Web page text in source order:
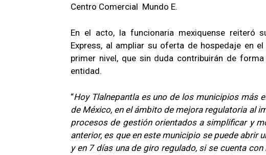
Centro Comercial Mundo E.
En el acto, la funcionaria mexiquense reiteró
Express, al ampliar su oferta de hospedaje en
primer nivel, que sin duda contribuirán de
entidad.
“Hoy Tlalnepantla es uno de los municipios más
de México, en el ámbito de mejora regulatoria al
procesos de gestión orientados a simplificar y
anterior, es que en este municipio se puede abrir
y en 7 días una de giro regulado, si se cuenta